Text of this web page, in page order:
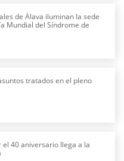
de Álava iluminan la sede
Mundial del Síndrome de
tratados en el pleno
el 40 aniversario llega a la